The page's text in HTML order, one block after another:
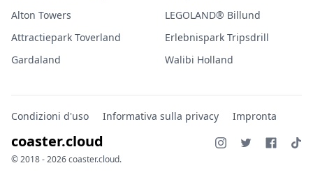
Alton Towers
Attractiepark Toverland
Gardaland
LEGOLAND® Billund
Erlebnispark Tripsdrill
Walibi Holland
Condizioni d'uso Informativa sulla privacy Impronta
coaster.cloud
© 2018 - 2026 coaster.cloud.